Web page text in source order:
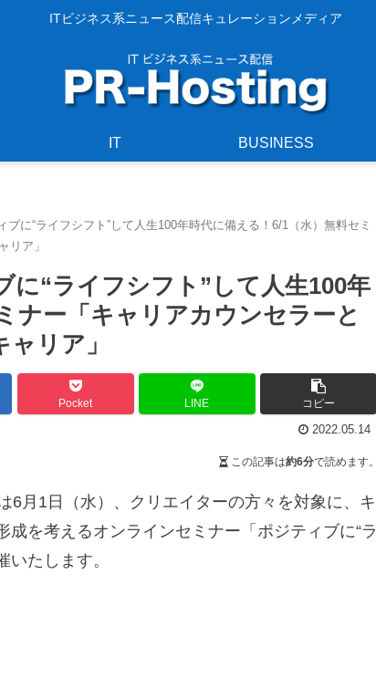
ITビジネス系ニュース配信キュレーションメディア
IT BUSINESS
ブに“ライフシフト”して人生100年時代に備える！6/1（水）無料セミ
リア」
に“ライフシフト”して人生100年
ナー「キャリアカウンセラーと
リア」
Pocket LINE コピー
2022.05.14
この記事は約6分で読めます。
6月1日（水）、クリエイターの方々を対象に、キ
を考えるオンラインセミナー「ポジティブに“ラ
たします。